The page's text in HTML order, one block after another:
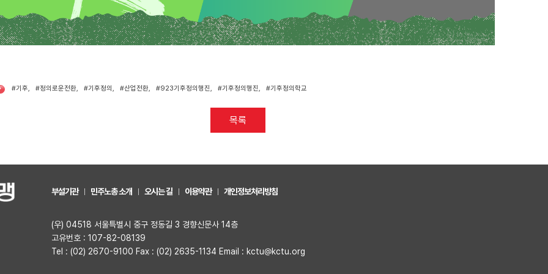
#기후 #정의로운전환 #기후정의 #산업전환 #923기후정의행진 #기후정의행진 #기후정의학교
목록
부설기관 민주노총 소개 오시는 길 이용약관 개인정보처리방침
(우) 04518 서울특별시 중구 정동길 3 경향신문사 14층
고유번호 : 107-82-08139
Tel : (02) 2670-9100 Fax : (02) 2635-1134 Email : kctu@kctu.org